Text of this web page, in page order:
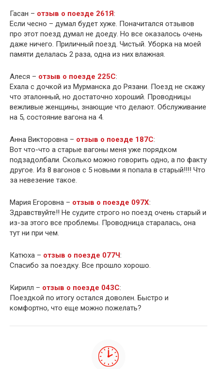
Гасан – отзыв о поезде 261Я:
Если чесно – думал будет хуже. Поначитался отзывов
про этот поезд думал не доеду. Но все оказалось очень
даже ничего. Приличный поезд. Чистый. Уборка на моей
памяти делалась 2 раза, одна из них влажная.
Алеся – отзыв о поезде 225С:
Ехала с дочкой из Мурманска до Рязани. Поезд не скажу
что эталонный, но достаточно хороший. Проводницы
вежливые женщины, знающие что делают. Обслуживание
на 5, состояние вагона на 4.
Анна Викторовна – отзыв о поезде 187С:
Вот что-что а старые вагоны меня уже порядком
подзадолбали. Сколько можно говорить одно, а по факту
другое. Из 8 вагонов с 5 новыми я попала в старый!!!! Что
за невезение такое.
Мария Егоровна – отзыв о поезде 097Х:
Здравствуйте!! Не судите строго но поезд очень старый и
из-за этого все проблемы. Проводница старалась, она
тут ни при чем.
Катюха – отзыв о поезде 077Ч:
Спасибо за поездку. Все прошло хорошо.
Кирилл – отзыв о поезде 043С:
Поездкой по итогу остался доволен. Быстро и
комфортно, что еще можно пожелать?